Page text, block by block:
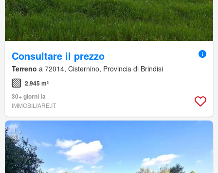
Consultare il prezzo
Terreno a 72014, Cisternino, Provincia di Brindisi
2.945 m²
30+ giorni fa
IMMOBILIARE.IT